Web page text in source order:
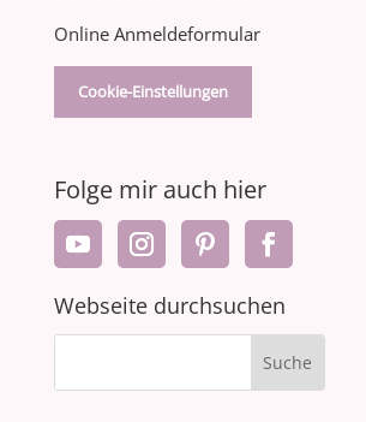
Online Anmeldeformular
Cookie-Einstellungen
Folge mir auch hier
Webseite durchsuchen